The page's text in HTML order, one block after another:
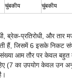
चुंबकीय चुंबकीय
प्रतिरोधी, और तार
हैं, जिसमें 6 इसके
आम तौर पर केवल बहुत
(7 का उपयोग केवल उन